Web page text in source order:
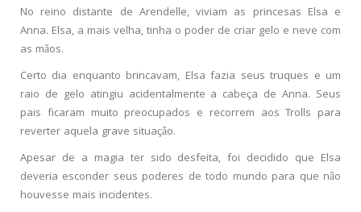
No reino distante de Arendelle, viviam as princesas Elsa e
Anna. Elsa, a mais velha, tinha o poder de criar gelo e neve com
as mãos.
Certo dia enquanto brincavam, Elsa fazia seus truques e um
raio de gelo atingiu acidentalmente a cabeça de Anna. Seus
pais ficaram muito preocupados e recorrem aos Trolls para
reverter aquela grave situação.
Apesar de a magia ter sido desfeita, foi decidido que Elsa
deveria esconder seus poderes de todo mundo para que não
houvesse mais incidentes.